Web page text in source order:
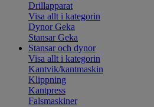
Drillapparat
Visa allt i kategorin
Dynor Geka
Stansar Geka
Stansar och dynor
Visa allt i kategorin
Kantvik/kantmaskin
Klippning
Kantpress
Falsmaskiner